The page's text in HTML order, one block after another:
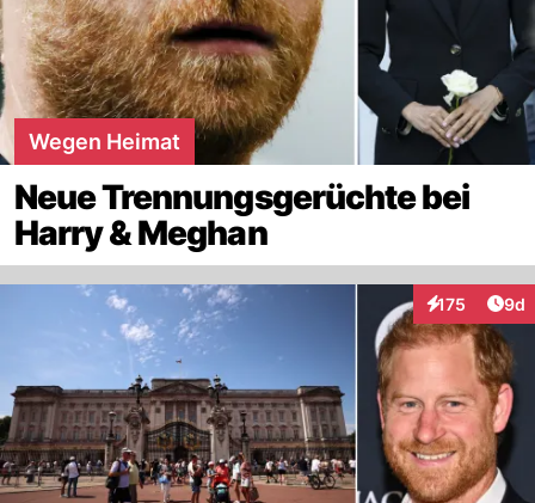
Wegen Heimat
Neue Trennungsgerüchte bei
Harry & Meghan
175
Interaktionen
9d